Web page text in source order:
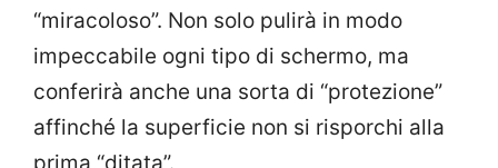
“miracoloso”. Non solo pulirà in modo
impeccabile ogni tipo di schermo, ma
conferirà anche una sorta di “protezione”
affinché la superficie non si risporchi alla